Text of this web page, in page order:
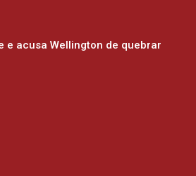
e acusa Wellington de quebrar